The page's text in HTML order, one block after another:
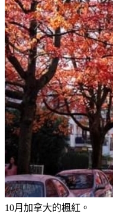
10月加拿大的楓紅。